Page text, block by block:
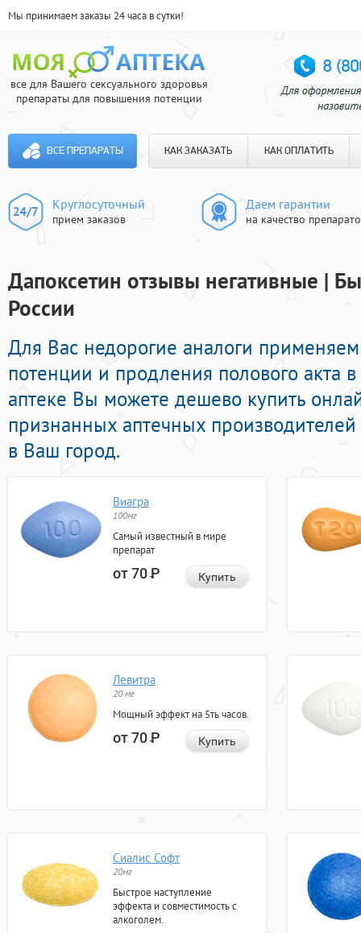
Мы принимаем заказы 24 часа в сутки!
все для Вашего сексуального здоровья
препараты для повышения потенции
ВСЕ ПРЕПАРАТЫ КАК ЗАКАЗАТЬ КАК ОПЛАТИТЬ
Круглосуточный
прием заказов
Даем гарантии
на качество
Дапоксетин отзывы негативные |
России
Для Вас недорогие аналоги
потенции и продления полового акта
аптеке Вы можете дешево купить
признанных аптечных производителей
в Ваш город.
Виагра
100мг
Самый известный в мире
препарат
от 70Р Купить
Левитра
20 мг
Мощный эффект на 5ть часов.
от 70Р Купить
Сиалис Софт
20мг
Быстрое наступление
эффекта и совместимость с
алкоголем.